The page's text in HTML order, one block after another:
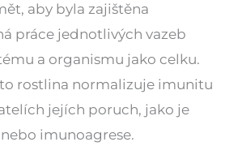
aby byla zajištěna
práce jednotlivých vazeb
a organismu jako celku.
rostlina normalizuje imunitu
jejích poruch, jako je
imunoagrese.